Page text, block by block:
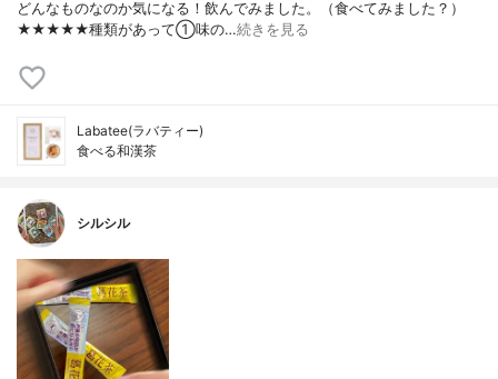
どんなものなのか気になる！飲んでみました。（食べてみました？）
★★★★★種類があって①味の…続きを見る
Labatee(ラバティー)
食べる和漢茶
シルシル